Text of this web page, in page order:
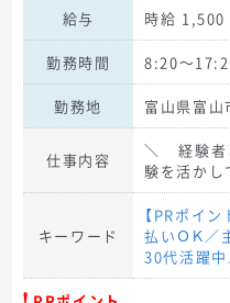
給与 時給 1,500
勤務時間 8:20～
勤務地 富山県富山
仕事内容
＼ 経験
験を活かし
キーワード
【PRポイ
払いＯＫ／
30代活躍